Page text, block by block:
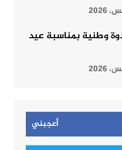
وطنية بمناسبة عيد
أعجبني